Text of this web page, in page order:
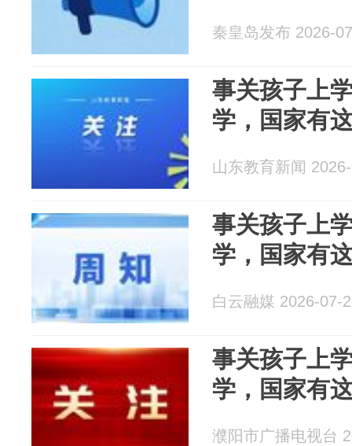
秦皇岛发布 2026-
事关孩子上
学，国家有
山东教育新闻
事关孩子上
学，国家有
白云融媒 2026-07-
事关孩子上
学，国家有
濮阳市广播电视台